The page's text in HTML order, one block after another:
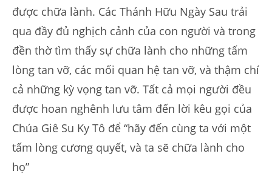
được chữa lành. Các Thánh Hữu Ngày Sau trải
qua đầy đủ nghịch cảnh của con người và trong
đền thờ tìm thấy sự chữa lành cho những tấm
lòng tan vỡ, các mối quan hệ tan vỡ, và thậm chí
cả những kỳ vọng tan vỡ. Tất cả mọi người đều
được hoan nghênh lưu tâm đến lời kêu gọi của
Chúa Giê Su Ky Tô để “hãy đến cùng ta với một
tấm lòng cương quyết, và ta sẽ chữa lành cho
họ”